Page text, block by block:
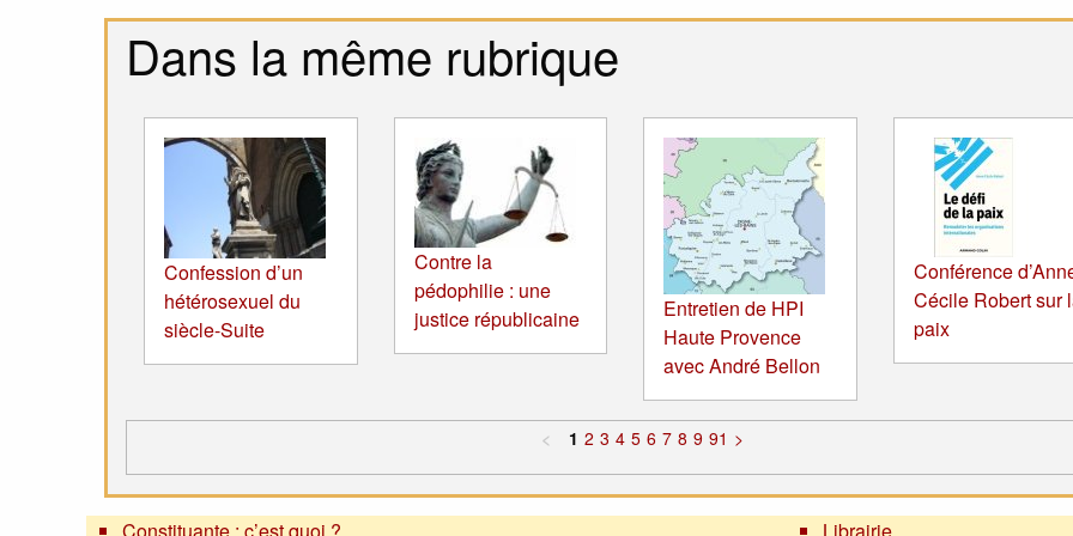
Dans la même rubrique
Confession d’un
hétérosexuel du
siècle-Suite
Contre la
pédophilie : une
justice républicaine
Entretien de HPI
Haute Provence
avec André Bellon
Conférence
Cécile Robert sur
paix
< 1 2 3 4 5 6 7 8 9 91 >
Constituante : c’est quoi ? Librairie